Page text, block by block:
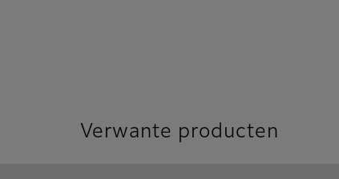
Verwante producten